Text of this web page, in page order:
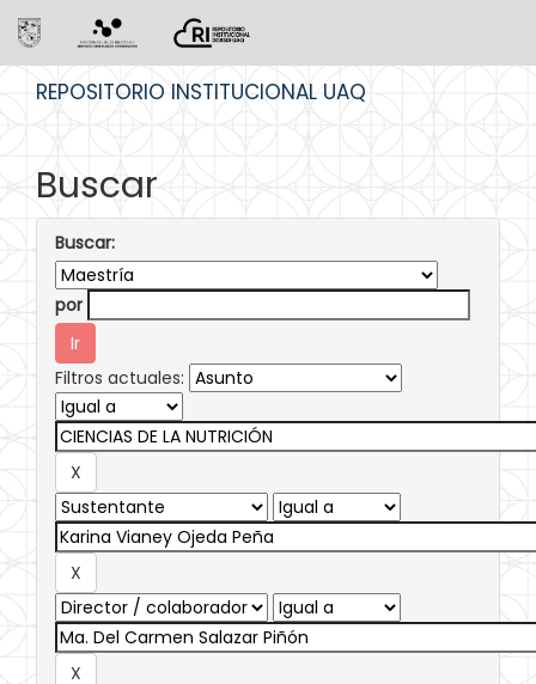
REPOSITORIO INSTITUCIONAL UAQ
Buscar
Buscar:
por
Filtros actuales: